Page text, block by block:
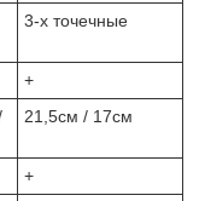
3-х точечные
+
21,5см / 17см
+